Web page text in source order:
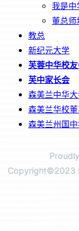
我是中
董总师
教总
新纪元大学
芙蓉中华校
芙中家长会
森美兰中华
森美兰华校
森美兰州国
Copyright©2023